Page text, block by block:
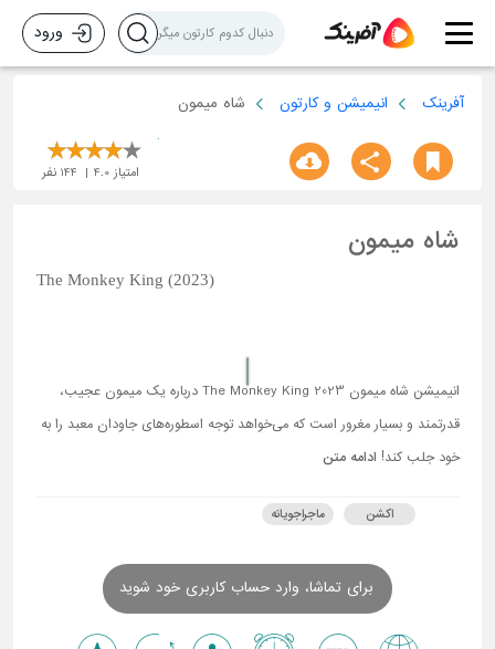
ورود
آفرینک انیمیشن و کارتون شاه میمون
امتیاز 4.0
144 نفر
شاه میمون
The Monkey King (2023)
انیمیشن شاه میمون The Monkey King 2023 درباره یک میمون عجیب،
قدرتمند و بسیار مغرور است که می‌خواهد توجه اسطوره‌های جاودان معبد را به
خود جلب کند! ادامه متن
اکشن ماجراجویانه
برای تماشا، وارد حساب کاربری خود شوید